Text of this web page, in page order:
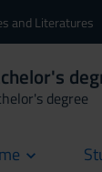
and Literatures
degree